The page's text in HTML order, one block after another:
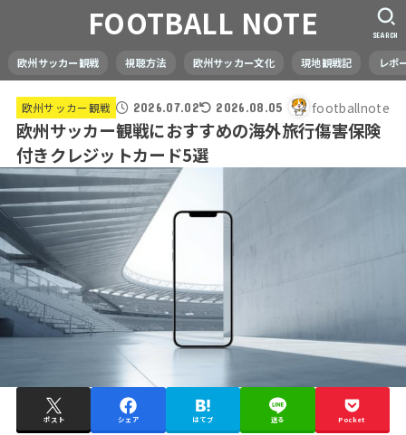
FOOTBALL NOTE
欧州サッカー観戦 視聴方法 欧州サッカー文化 現地観戦記 レポ
SEARCH
欧州サッカー観戦 2026.07.02 2026.08.05 footballnote
欧州サッカー観戦におすすめの海外旅行傷害保険
付きクレジットカード5選
ポスト シェア はてブ 送る Pocket